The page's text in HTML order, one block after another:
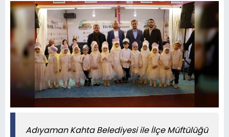
Adıyaman Kahta Belediyesi ile İlçe Müftülüğü